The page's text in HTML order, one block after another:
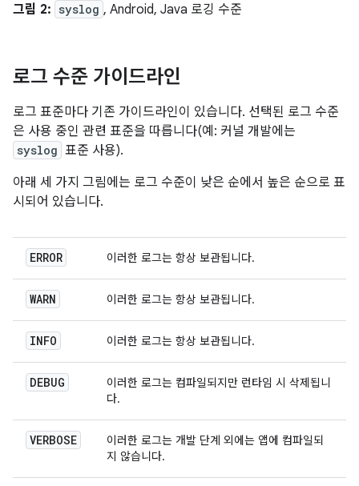
그림 2: syslog , Android, Java 로깅 수준
로그 수준 가이드라인
로그 표준마다 기존 가이드라인이 있습니다. 선택된 로그 수준
은 사용 중인 관련 표준을 따릅니다(예: 커널 개발에는
syslog 표준 사용).
아래 세 가지 그림에는 로그 수준이 낮은 순에서 높은 순으로 표
시되어 있습니다.
ERROR 이러한 로그는 항상 보관됩니다.
WARN 이러한 로그는 항상 보관됩니다.
INFO 이러한 로그는 항상 보관됩니다.
DEBUG
이러한 로그는 컴파일되지만 런타임 시 삭제됩니
다.
VERBOSE
이러한 로그는 개발 단계 외에는 앱에 컴파일되
지 않습니다.